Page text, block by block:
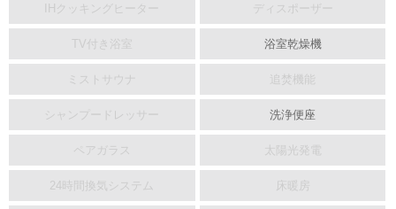
IHクッキングヒーター ディスポーザー
TV付き浴室 浴室乾燥機
ミストサウナ 追焚機能
シャンプードレッサー 洗浄便座
ペアガラス 太陽光発電
24時間換気システム 床暖房